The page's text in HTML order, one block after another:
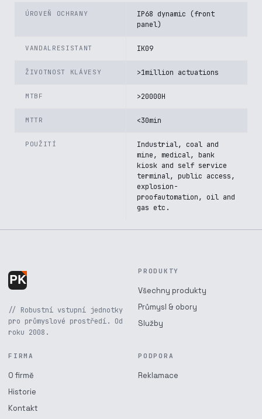
ÚROVEŇ OCHRANY
IP68 dynamic (front
panel)
VANDALRESISTANT IK09
ŽIVOTNOST KLÁVESY >1million actuations
MTBF >20000H
MTTR <30min
POUŽITÍ
Industrial, coal and
mine, medical, bank
kiosk and self service
terminal, public access,
explosion-
proofautomation, oil and
gas etc.
// Robustní vstupní jednotky
pro průmyslové prostředí. Od
roku 2008.
PRODUKTY
Všechny produkty
Průmysl & obory
Služby
FIRMA
O firmě
Historie
Kontakt
PODPORA
Reklamace